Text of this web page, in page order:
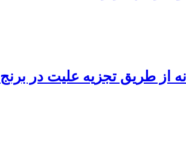
از طریق تجزیه علیت در برنج